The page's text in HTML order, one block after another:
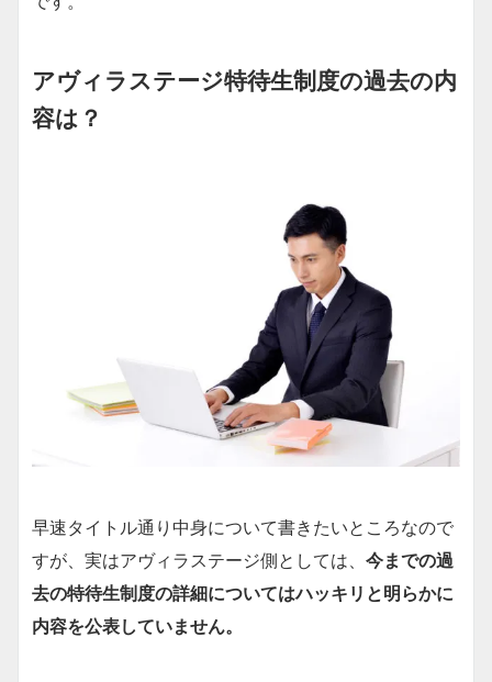
アヴィラステージ特待生制度の過去の内
容は？
早速タイトル通り中身について書きたいところなので
すが、実はアヴィラステージ側としては、 今までの過
去の特待生制度の詳細についてはハッキリと明らかに
内容を公表していません。